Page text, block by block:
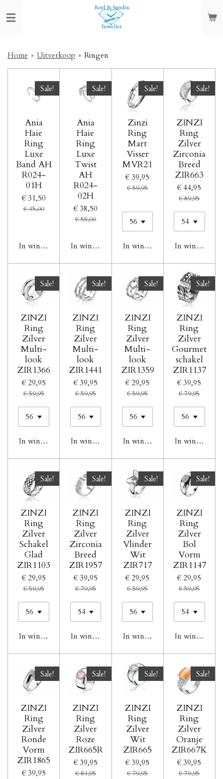
direct
hoofdinhoud
Home » Uitverkoop » Ringen
Sale!
Ania
Haie
Ring
Luxe
Band AH
R024-
01H
€ 31,50
€ 45,00
In winkelwagen
Sale!
Ania
Haie
Ring
Luxe
Twist
AH
R024-
02H
€ 38,50
€ 55,00
In winkelwagen
Sale!
Zinzi
Ring
Mart
Visser
MVR21
€ 39,95
€ 59,95
In winkelwagen
Sale!
ZINZI
Ring
Zilver
Zirconia
Breed
ZIR663
€ 44,95
€ 89,95
In
Sale!
ZINZI
Ring
Zilver
Multi-
look
ZIR1366
€ 29,95
€ 59,95
In winkelwagen
Sale!
ZINZI
Ring
Zilver
Multi-
look
ZIR1441
€ 39,95
€ 59,95
In winkelwagen
Sale!
ZINZI
Ring
Zilver
Multi-
look
ZIR1359
€ 29,95
€ 59,95
In winkelwagen
Sale!
ZINZI
Ring
Zilver
Gourmet
schakel
ZIR1137
€ 39,95
€ 79,95
In
Sale!
ZINZI
Ring
Zilver
Schakel
Glad
ZIR1103
€ 29,95
€ 59,95
In winkelwagen
Sale!
ZINZI
Ring
Zilver
Zirconia
Breed
ZIR1957
€ 39,95
€ 79,95
In winkelwagen
Sale!
ZINZI
Ring
Zilver
Vlinder
Wit
ZIR717
€ 29,95
€ 59,95
In winkelwagen
Sale!
ZINZI
Ring
Zilver
Bol
Vorm
ZIR1147
€ 29,95
€ 59,95
In
Sale!
ZINZI
Ring
Zilver
Ronde
Vorm
ZIR1865
€ 39,95
Sale!
ZINZI
Ring
Zilver
Roze
ZIR665R
€ 39,95
€ 84,95
Sale!
ZINZI
Ring
Zilver
Wit
ZIR665
€ 39,95
€ 79,95
Sale!
ZINZI
Ring
Zilver
Oranje
ZIR667K
€ 39,95
€ 79,95